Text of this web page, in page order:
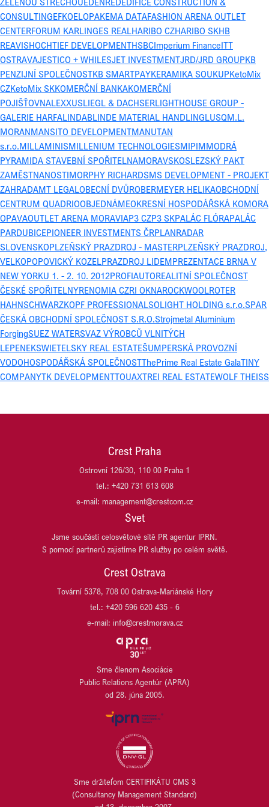
CONSULTINGEFKOELOPAKEMA DATAFASHION ARENA OUTLET
CENTERFORUM KARLINGES REALHARIBO CZHARIBO SKHB
REAVISHOCHTIEF DEVELOPMENTHSBCImperium FinanceITT
OSTRAVAJESTICO + WHILESJET INVESTMENTJRD/JRD GROUPKB
PENZIJNÍ SPOLEČNOSTKB SMARTPAYKERAMIKA SOUKUPKetoMix
CZKetoMix SKKOMERČNÍ BANKAKOMERČNÍ
POJIŠŤOVNALEXXUSLIEGL & DACHSERLIGHTHOUSE GROUP -
GALERIE HARFALINDABLINDE MATERIAL HANDLINGLUSQM.L.
MORANMANSITO DEVELOPMENTMANUTAN
s.r.o.MILLAMINISMILLENIUM TECHNOLOGIESMIPIMMODRÁ
PYRAMIDA STAVEBNÍ SPOŘITELNAMORAVSKOSLEZSKÝ PAKT
ZAMĚSTNANOSTIMORPHY RICHARDSMS DEVELOPMENT - PROJEKT
ZAHRADAMT LEGALOBECNÍ DVŮROBERMEYER HELIKAOBCHODNÍ
CENTRUM QUADRIOOBJEDNÁMEOKRESNÍ HOSPODÁŘSKÁ KOMORA
OPAVAOUTLET ARENA MORAVIAP3 CZP3 SKPALÁC FLÓRAPALÁC
PARDUBICEPIONEER INVESTMENTS ČRPLANRADAR
SLOVENSKOPLZEŇSKÝ PRAZDROJ - MASTERPLZEŇSKÝ PRAZDROJ,
VELKOPOPOVICKÝ KOZELPRAZDROJ LIDEMPREZENTACE BRNA V
NEW YORKU 1. - 2. 10. 2012PROFIAUTOREALITNÍ SPOLEČNOST
ČESKÉ SPOŘITELNYRENOMIA CZRI OKNAROCKWOOLROTER
HAHNSCHWARZKOPF PROFESSIONALSOLIGHT HOLDING s.r.o.SPAR
ČESKÁ OBCHODNÍ SPOLEČNOST S.R.O.Strojmetal Aluminium
ForgingSUEZ WATERSVAZ VÝROBCŮ VLNITÝCH
LEPENEKSWIETELSKY REAL ESTATEŠUMPERSKÁ PROVOZNÍ
VODOHOSPODÁŘSKÁ SPOLEČNOSTThePrime Real Estate GalaTINY
COMPANYTK DEVELOPMENTTOUAXTREI REAL ESTATEWOLF THEISS
Crest Praha
Ostrovní 126/30, 110 00 Praha 1
tel.: +420 731 613 608
e-mail: management@crestcom.cz
Svet
Jsme součástí celosvětové sítě PR agentur IPRN.
S pomocí partnerů zajistíme PR služby po celém světě.
Crest Ostrava
Tovární 5378, 708 00 Ostrava-Mariánské Hory
tel.: +420 596 620 435 - 6
e-mail: info@crestmorava.cz
Sme členom Asociácie
Public Relations Agentúr (APRA)
od 28. júna 2005.
Sme držiteľom CERTIFIKÁTU CMS 3
(Consultancy Management Standard)